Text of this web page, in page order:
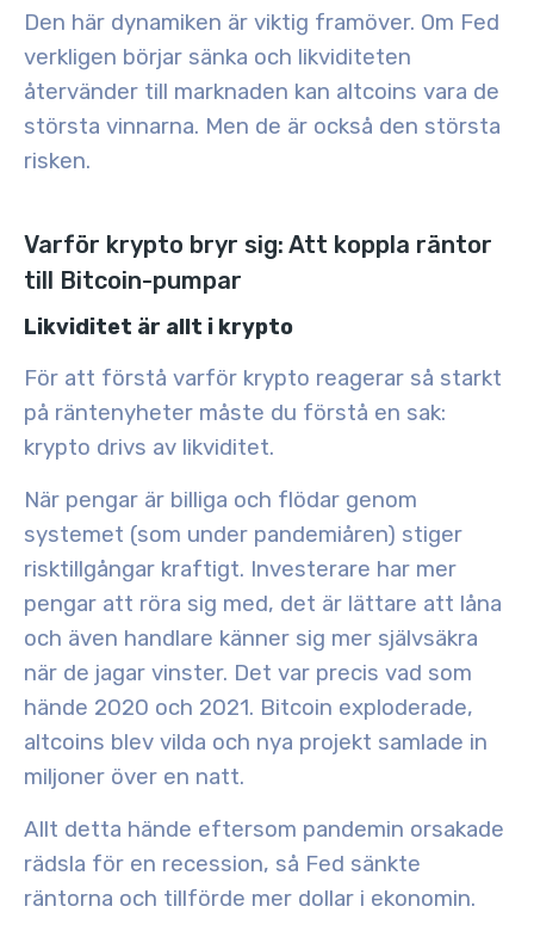
Den här dynamiken är viktig framöver. Om Fed
verkligen börjar sänka och likviditeten
återvänder till marknaden kan altcoins vara de
största vinnarna. Men de är också den största
risken.
Varför krypto bryr sig: Att koppla räntor
till Bitcoin-pumpar
Likviditet är allt i krypto
För att förstå varför krypto reagerar så starkt
på räntenyheter måste du förstå en sak:
krypto drivs av likviditet.
När pengar är billiga och flödar genom
systemet (som under pandemiåren) stiger
risktillgångar kraftigt. Investerare har mer
pengar att röra sig med, det är lättare att låna
och även handlare känner sig mer självsäkra
när de jagar vinster. Det var precis vad som
hände 2020 och 2021. Bitcoin exploderade,
altcoins blev vilda och nya projekt samlade in
miljoner över en natt.
Allt detta hände eftersom pandemin orsakade
rädsla för en recession, så Fed sänkte
räntorna och tillförde mer dollar i ekonomin.